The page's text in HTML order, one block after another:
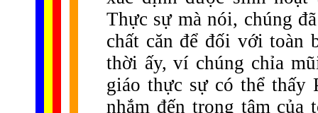
Thực sự mà nói, chúng
chất căn để đối với toàn
thời ấy, ví chúng chỉa
giáo thực sự có thể thấy
nhắm đến trọng tâm của